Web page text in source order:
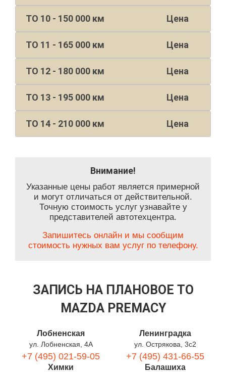
ТО 10 - 150 000 км Цена
ТО 11 - 165 000 км Цена
ТО 12 - 180 000 км Цена
ТО 13 - 195 000 км Цена
ТО 14 - 210 000 км Цена
Внимание!
Указанные цены работ является примерной
и могут отличаться от действительной.
Точную стоимость услуг узнавайте у
представителей автотехцентра.
Запишитесь онлайн и мы сообщим
стоимость нужных вам услуг по телефону.
ЗАПИСЬ НА ПЛАНОВОЕ ТО
MAZDA PREMACY
Лобненская
ул. Лобненская, 4А
+7 (495) 021-59-05
Ленинградка
ул. Острякова, 3с2
+7 (495) 431-66-55
Химки Балашиха